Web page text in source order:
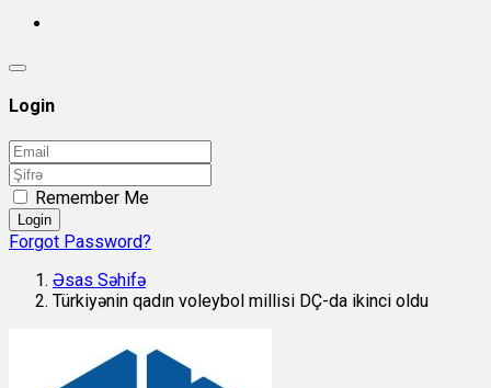
Login
Remember Me
Login
Forgot Password?
Əsas Səhifə
Türkiyənin qadın voleybol millisi DÇ-da ikinci oldu